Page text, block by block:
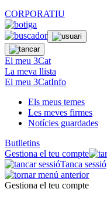
CORPORATIU
El meu 3Cat
La meva llista
El meu 3CatInfo
Els meus temes
Les meves firmes
Notícies guardades
Butlletins
Gestiona el teu compte
Tanca sessió
Gestiona el teu compte